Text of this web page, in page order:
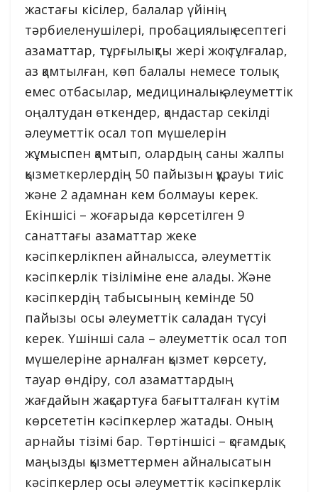
жастағы кісілер, балалар үйінің
тәрбиеленушілері, пробациялық есептегі
азаматтар, тұрғылықты жері жоқ тұлғалар,
аз қамтылған, көп балалы немесе толық
емес отбасылар, медициналық-әлеуметтік
оңалтудан өткендер, қандастар секілді
әлеуметтік осал топ мүшелерін
жұмыспен қамтып, олардың саны жалпы
қызметкерлердің 50 пайызын құрауы тиіс
және 2 адамнан кем болмауы керек.
Екіншісі – жоғарыда көрсетілген 9
санаттағы азаматтар жеке
кәсіпкерлікпен айналысса, әлеуметтік
кәсіпкерлік тізіліміне ене алады. Және
кәсіпкердің табысының кемінде 50
пайызы осы әлеуметтік саладан түсуі
керек. Үшінші сала – әлеуметтік осал топ
мүшелеріне арналған қызмет көрсету,
тауар өндіру, сол азаматтардың
жағдайын жақсартуға бағытталған күтім
көрсететін кәсіпкерлер жатады. Оның
арнайы тізімі бар. Төртіншісі – қоғамдық
маңызды қызметтермен айналысатын
кәсіпкерлер осы әлеуметтік кәсіпкерлік